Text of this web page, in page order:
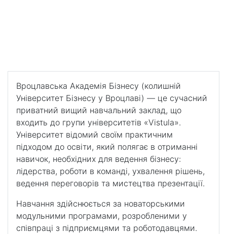
Вроцлавська Академія Бізнесу (колишній
Університет Бізнесу у Вроцлаві) — це сучасний
приватний вищий навчальний заклад, що
входить до групи університетів «Vistula».
Університет відомий своїм практичним
підходом до освіти, який полягає в отриманні
навичок, необхідних для ведення бізнесу:
лідерства, роботи в команді, ухвалення рішень,
ведення переговорів та мистецтва презентації.
Навчання здійснюється за новаторськими
модульними програмами, розробленими у
співпраці з підприємцями та роботодавцями.